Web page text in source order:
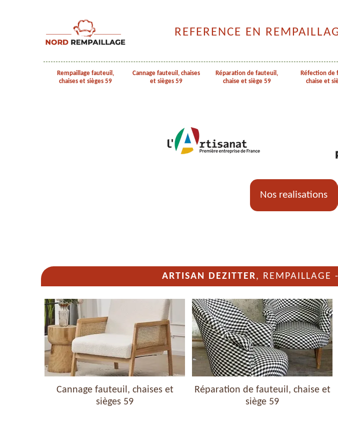
REFERENCE EN
Rempaillage fauteuil,
chaises et sièges 59
Cannage fauteuil, chaises
et sièges 59
Réparation de fauteuil,
chaise et siège 59
Réfection de
chaise et
Nos realisations
ARTISAN DEZITTER, REMPAILLAGE
Cannage fauteuil, chaises et
sièges 59
Réparation de fauteuil, chaise et
siège 59